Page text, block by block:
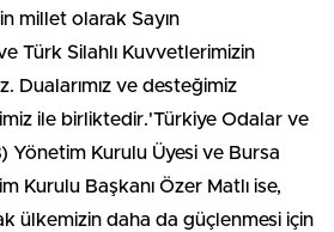
millet olarak Sayın
Türk Silahlı Kuvvetlerimizin
Dualarımız ve desteğimiz
ile birliktedir.'Türkiye Odalar ve
Yönetim Kurulu Üyesi ve Bursa
Kurulu Başkanı Özer Matlı ise,
ülkemizin daha da güçlenmesi için